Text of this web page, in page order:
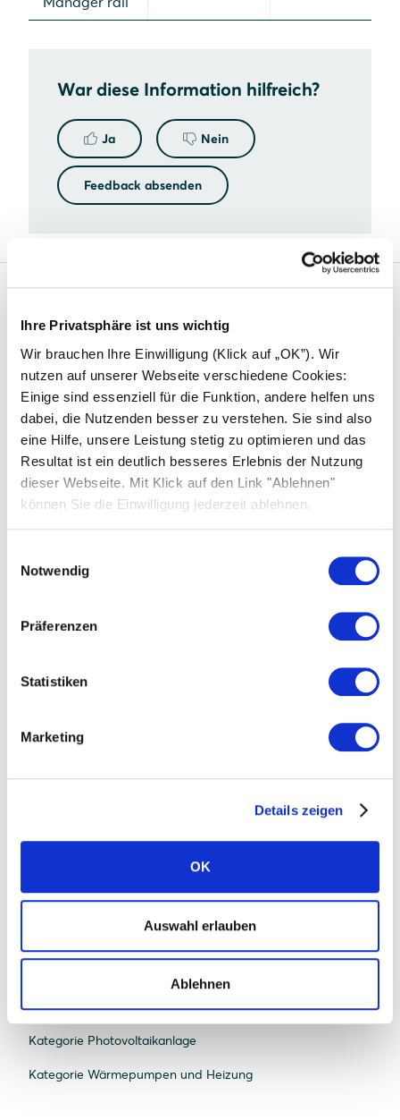
Ihre Privatsphäre ist uns wichtig
Wir brauchen Ihre Einwilligung (Klick auf „OK”). Wir
nutzen auf unserer Webseite verschiedene Cookies:
Einige sind essenziell für die Funktion, andere helfen uns
dabei, die Nutzenden besser zu verstehen. Sie sind also
eine Hilfe, unsere Leistung stetig zu optimieren und das
Resultat ist ein deutlich besseres Erlebnis der Nutzung
dieser Webseite. Mit Klick auf den Link "Ablehnen"
können Sie die Einwilligung jederzeit ablehnen.
Notwendig
Präferenzen
Statistiken
Marketing
Details zeigen
OK
Auswahl erlauben
Ablehnen
War diese Information hilfreich?
Ja Nein
Feedback absenden
Solarwatt
Über uns
Nachhaltigkeit
Standorte
Karriere
Kontakt aufnehmen
Kategorie Energiemanagement
Kategorie Nachhaltigkeit
Kategorie Photovoltaikanlage
Kategorie Wärmepumpen und Heizung